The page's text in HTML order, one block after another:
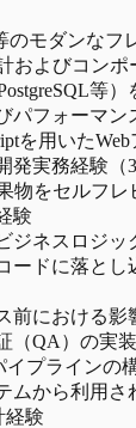
のモダンなフ
およびコンポ
等
パフォーマン
を用いた
発実務経験（3
物をセルフレ
験
ジネスロジッ
ードに落とし
前における影
（QA）の実
イプラインの
ムから利用さ
経験